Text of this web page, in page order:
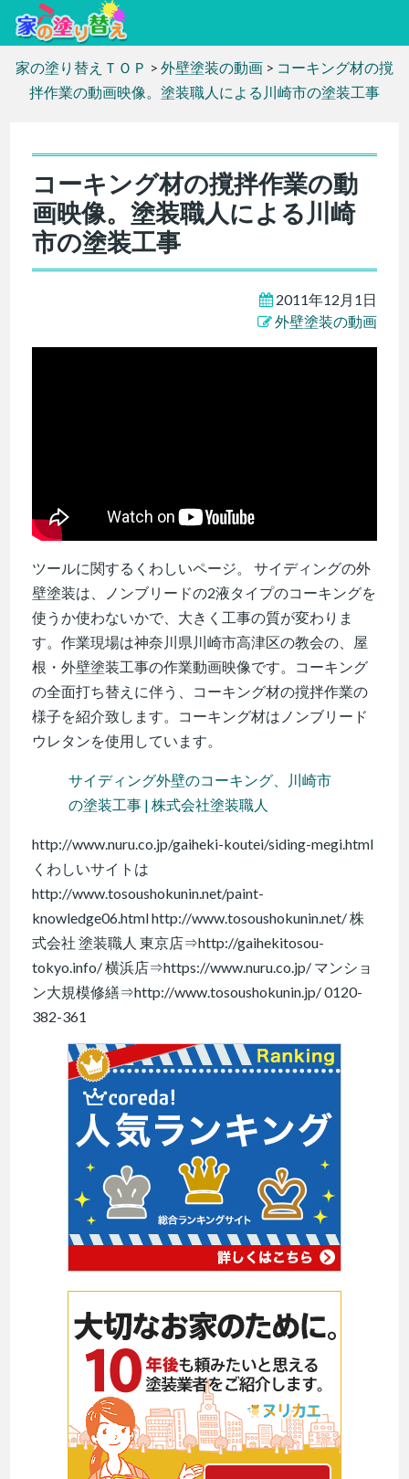
家の塗り替えＴＯＰ > 外壁塗装の動画 > コーキング材の撹
拌作業の動画映像。塗装職人による川崎市の塗装工事
コーキング材の撹拌作業の動
画映像。塗装職人による川崎
市の塗装工事
2011年12月1日
外壁塗装の動画
ツールに関するくわしいページ。 サイディングの外
壁塗装は、ノンブリードの2液タイプのコーキングを
使うか使わないかで、大きく工事の質が変わりま
す。作業現場は神奈川県川崎市高津区の教会の、屋
根・外壁塗装工事の作業動画映像です。コーキング
の全面打ち替えに伴う、コーキング材の撹拌作業の
様子を紹介致します。コーキング材はノンブリード
ウレタンを使用しています。
サイディング外壁のコーキング、川崎市
の塗装工事 | 株式会社塗装職人
http://www.nuru.co.jp/gaiheki-koutei/siding-megi.html
くわしいサイトは
http://www.tosoushokunin.net/paint-
knowledge06.html http://www.tosoushokunin.net/ 株
式会社 塗装職人 東京店⇒http://gaihekitosou-
tokyo.info/ 横浜店⇒https://www.nuru.co.jp/ マンショ
ン大規模修繕⇒http://www.tosoushokunin.jp/ 0120-
382-361